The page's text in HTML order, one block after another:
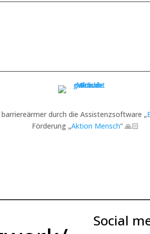
durch die Assistenzsoftware „
Förderung „Aktion Mensch“ 🙏🏻
Social